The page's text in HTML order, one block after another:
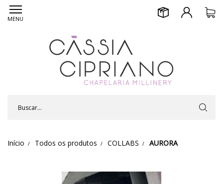
MENU
Início Todos os produtos COLLABS AURORA